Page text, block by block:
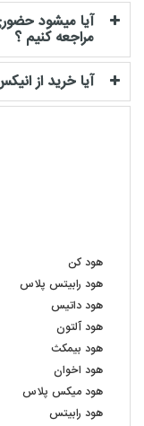
آیا میشود
مراجعه کنیم ؟
آیا خرید از
هود کن
هود رابیتس پلاس
هود داتیس
هود آلتون
هود بیمکث
هود اخوان
هود میکس پلاس
هود رابیتس